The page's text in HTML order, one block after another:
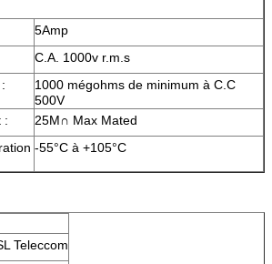
5Amp
C.A. 1000v r.m.s
1000 mégohms de minimum à C.C
500V
:
25M∩ Max Mated
-55°C à +105°C
Teleccom